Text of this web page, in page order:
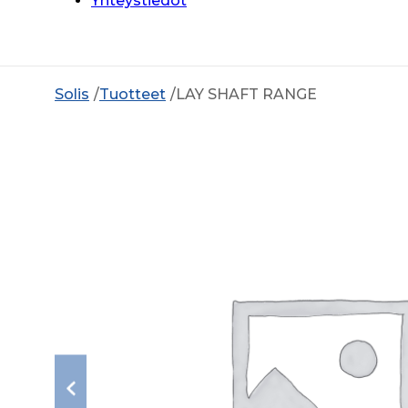
Solis Tuotteet LAY SHAFT RANGE